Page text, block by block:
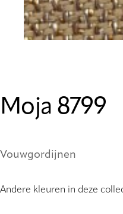
Moja 8799
Vouwgordijnen
Andere kleuren in deze